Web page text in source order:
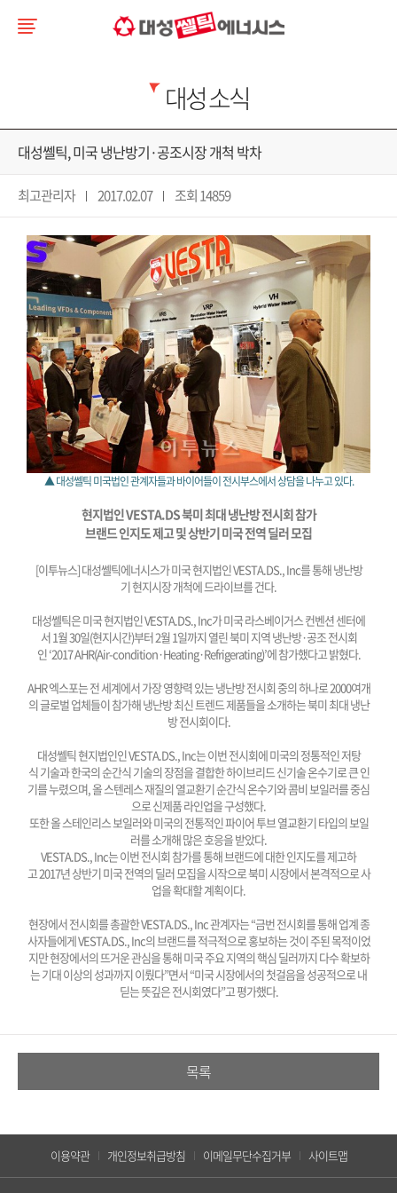
대성 소식
대성쎌틱, 미국 냉난방기·공조시장 개척 박차
최고관리자 2017.02.07 조회 14859
▲ 대성쎌틱 미국법인 관계자들과 바이어들이 전시부스에서 상담을 나누고 있다.
현지법인 VESTA.DS 북미 최대 냉난방 전시회 참가
브랜드 인지도 제고 및 상반기 미국 전역 딜러 모집
[이투뉴스] 대성쎌틱에너시스가 미국 현지법인 VESTA.DS., Inc를 통해 냉난방
기 현지시장 개척에 드라이브를 건다.
대성쎌틱은 미국 현지법인 VESTA.DS., Inc가 미국 라스베이거스 컨벤션 센터에
서 1월 30일(현지시간)부터 2월 1일까지 열린 북미 지역 냉난방·공조 전시회
인 ‘2017 AHR(Air-condition·Heating·Refrigerating)’에 참가했다고 밝혔다.
AHR 엑스포는 전 세계에서 가장 영향력 있는 냉난방 전시회 중의 하나로 2000여개
의 글로벌 업체들이 참가해 냉난방 최신 트렌드 제품들을 소개하는 북미 최대 냉난
방 전시회이다.
대성쎌틱 현지법인인 VESTA.DS., Inc는 이번 전시회에 미국의 정통적인 저탕
식 기술과 한국의 순간식 기술의 장점을 결합한 하이브리드 신기술 온수기로 큰 인
기를 누렸으며, 올 스텐레스 재질의 열교환기 순간식 온수기와 콤비 보일러를 중심
으로 신제품 라인업을 구성했다.
또한 올 스테인리스 보일러와 미국의 전통적인 파이어 투브 열교환기 타입의 보일
러를 소개해 많은 호응을 받았다.
VESTA.DS., Inc는 이번 전시회 참가를 통해 브랜드에 대한 인지도를 제고하
고 2017년 상반기 미국 전역의 딜러 모집을 시작으로 북미 시장에서 본격적으로 사
업을 확대할 계획이다.
현장에서 전시회를 총괄한 VESTA.DS., Inc 관계자는 “금번 전시회를 통해 업계 종
사자들에게 VESTA.DS., Inc의 브랜드를 적극적으로 홍보하는 것이 주된 목적이었
지만 현장에서의 뜨거운 관심을 통해 미국 주요 지역의 핵심 딜러까지 다수 확보하
는 기대 이상의 성과까지 이뤘다”면서 “미국 시장에서의 첫걸음을 성공적으로 내
딛는 뜻깊은 전시회였다”고 평가했다.
목록
이용약관 개인정보취급방침 이메일무단수집거부 사이트맵